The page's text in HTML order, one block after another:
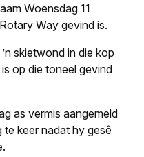
Woensdag 11
Way gevind is.
skietwond in die kop
op die toneel gevind
as vermis aangemeld
keer nadat hy gesê